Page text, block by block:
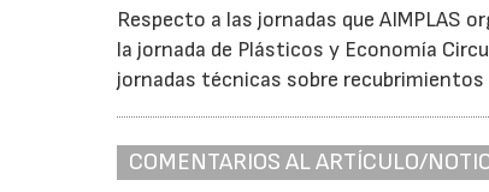
Respecto a las jornadas que AIMPLAS
la jornada de Plásticos y Economía
jornadas técnicas sobre
COMENTARIOS AL ARTÍCULO/